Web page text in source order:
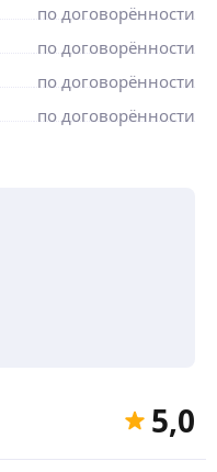
по договорённости
по договорённости
по договорённости
по договорённости
5,0